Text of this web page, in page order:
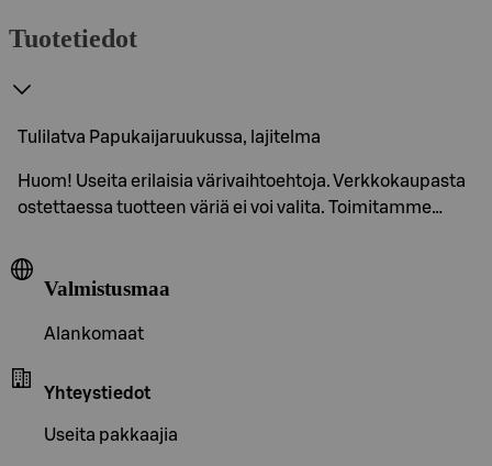
Tuotetiedot
Tulilatva Papukaijaruukussa, lajitelma
Huom! Useita erilaisia värivaihtoehtoja. Verkkokaupasta
ostettaessa tuotteen väriä ei voi valita. Toimitamme…
Valmistusmaa
Alankomaat
Yhteystiedot
Useita pakkaajia